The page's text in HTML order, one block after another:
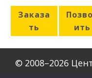
Заказа
ть
ить
© 2008–2026